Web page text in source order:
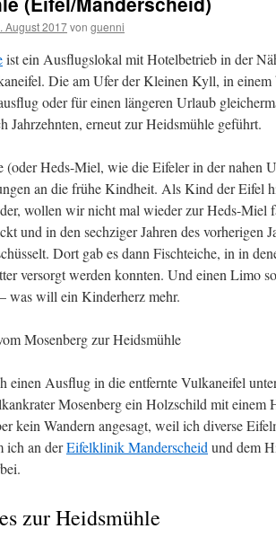
August 2017von guenni
ist ein Ausflugslokal mit Hotelbetrieb in der
Die am Ufer der Kleinen Kyll, in einem
oder für einen längeren Urlaub
Jahrzehnten, erneut zur Heidsmühle geführt.
(oder Heds-Miel, wie die Eifeler in der nahen
an die frühe Kindheit. Als Kind der Eifel
wollen wir nicht mal wieder zur Heds-Miel
und in den sechziger Jahren des vorherigen
Dort gab es dann Fischteiche, in in
versorgt werden konnten. Und einen Limo
was will ein Kinderherz mehr.
einen Ausflug in die entfernte Vulkaneifel
Mosenberg ein Holzschild mit
kein Wandern angesagt, weil ich diverse
ich an derEifelklinik Manderscheid und dem
zur Heidsmühle